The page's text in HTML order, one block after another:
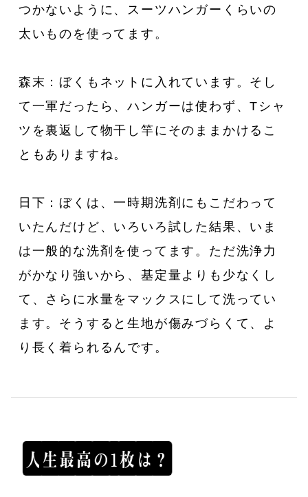
つかないように、スーツハンガーくらいの
太いものを使ってます。
森末：ぼくもネットに入れています。そし
て一軍だったら、ハンガーは使わず、Tシャ
ツを裏返して物干し竿にそのままかけるこ
ともありますね。
日下：ぼくは、一時期洗剤にもこだわって
いたんだけど、いろいろ試した結果、いま
は一般的な洗剤を使ってます。ただ洗浄力
がかなり強いから、基定量よりも少なくし
て、さらに水量をマックスにして洗ってい
ます。そうすると生地が傷みづらくて、よ
り長く着られるんです。
人生最高の1枚は ？